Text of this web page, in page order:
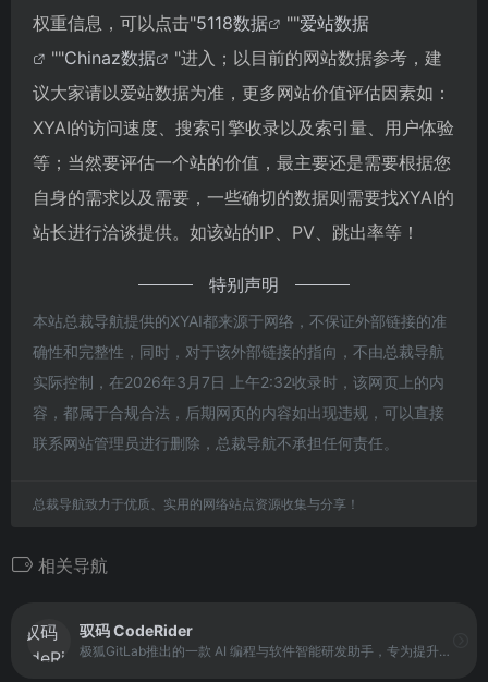
权重信息，可以点击"5118数据 ""爱站数据
""Chinaz数据
"进入；以目前的网站数据参考，建
议大家请以爱站数据为准，更多网站价值评估因素如：
XYAI的访问速度、搜索引擎收录以及索引量、用户体验
等；当然要评估一个站的价值，最主要还是需要根据您
自身的需求以及需要，一些确切的数据则需要找XYAI的
站长进行洽谈提供。如该站的IP、PV、跳出率等！
特别声明
本站总裁导航提供的XYAI都来源于网络，不保证外部链接的准
确性和完整性，同时，对于该外部链接的指向，不由总裁导航
实际控制，在2026年3月7日 上午2:32收录时，该网页上的内
容，都属于合规合法，后期网页的内容如出现违规，可以直接
联系网站管理员进行删除，总裁导航不承担任何责任。
总裁导航致力于优质、实用的网络站点资源收集与分享！
相关导航
驭码 CodeRider
极狐GitLab推出的一款 AI 编程与软件智能研发助手，专为提升程序员编码效率和研发效能设计。它支持端侧 PC 原生部署和私有化服务器部署，使开发者能够在离线环境下使用，同时保证企业核心数据安全。